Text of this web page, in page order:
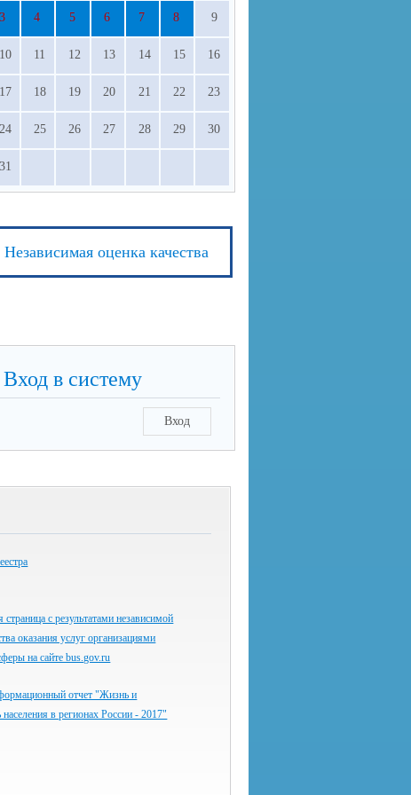
3 4 5 6 7 8 9
10 11 12 13 14 15 16
17 18 19 20 21 22 23
24 25 26 27 28 29 30
31
Независимая оценка качества
Вход в систему
Вход
с результатами независимой
оказания услуг организациями
на сайте bus.gov.ru
отчет "Жизнь и
населения в регионах России - 2017"